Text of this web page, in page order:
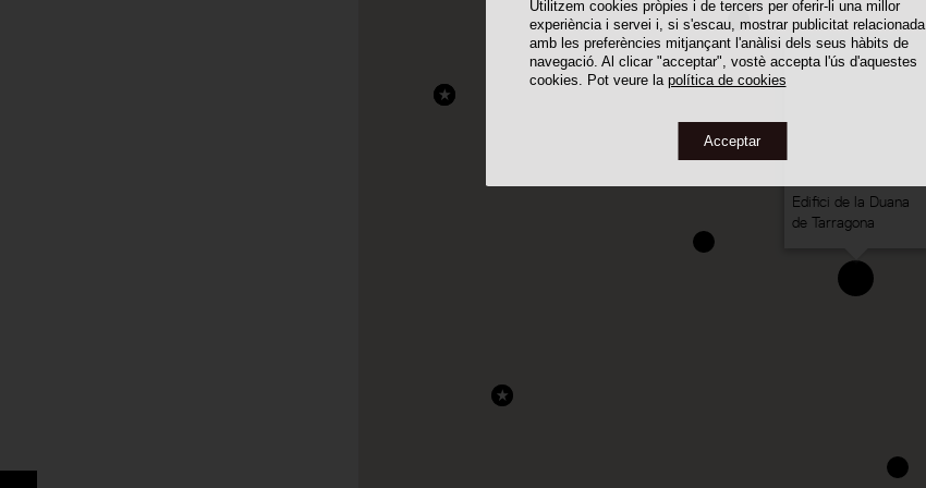
Utilitzem cookies pròpies i de tercers per oferir-li una millor
experiència i servei i, si s'escau, mostrar publicitat relacionada
amb les preferències mitjançant l'anàlisi dels seus hàbits de
navegació. Al clicar "acceptar", vostè accepta l'ús d'aquestes
cookies. Pot veure la política de cookies
Acceptar
Edifici de la Duana
de Tarragona